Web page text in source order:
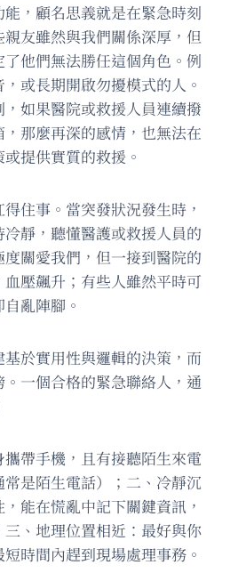
，顧名思義就是在緊急時刻
友雖然與我們關係深厚，但
他們無法勝任這個角色。例
或長期開啟勿擾模式的人。
如果醫院或救援人員連續撥
那麼再深的感情，也無法在
提供實質的救援。
住事。當突發狀況發生時，
靜，聽懂醫護或救援人員的
關愛我們，但一接到醫院的
壓飆升；有些人雖然平時可
亂陣腳。
於實用性與邏輯的決策，而
一個合格的緊急聯絡人，通
帶手機，且有接聽陌生來電
是陌生電話）；二、冷靜沉
能在慌亂中記下關鍵資訊，
、地理位置相近：最好與你
時間內趕到現場處理事務。